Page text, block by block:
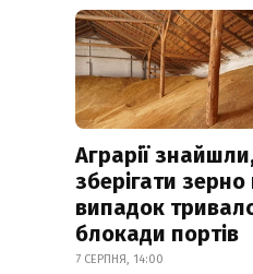
Аграрії
зберігати зерно
випадок
блокади портів
7 СЕРПНЯ, 14:00